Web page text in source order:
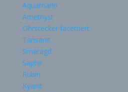
Aquamarin
Amethyst
Ohrstecker facettiert
Tansanit
Smaragd
Saphir
Rubin
Kyanit